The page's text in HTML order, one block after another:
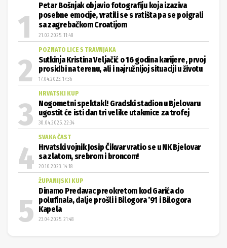
Petar Bošnjak objavio fotografiju koja izaziva
posebne emocije, vratili se s ratišta pa se poigrali
sa zagrebačkom Croatijom
21.02.2025. 11:48
POZNATO LICE S TRAVNJAKA
Sutkinja Kristina Veljačić o 16 godina karijere, prvoj
prosidbi na terenu, ali i najružnijoj situaciji u životu
17.04.2023. 17:36
HRVATSKI KUP
Nogometni spektakl! Gradski stadion u Bjelovaru
ugostit će isti dan tri velike utakmice za trofej
30.04.2025. 22:34
SVAKA ČAST
Hrvatski vojnik Josip Čikvar vratio se u NK Bjelovar
sa zlatom, srebrom i broncom!
20.10.2023. 14:18
ŽUPANIJSKI KUP
Dinamo Predavac preokretom kod Garića do
polufinala, dalje prošli i Bilogora ’91 i Bilogora
Kapela
23.04.2025. 21:48